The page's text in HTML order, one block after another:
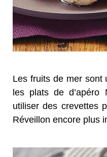
Les fruits de mer sont
les plats de d’apéro
utiliser des crevettes
Réveillon encore plus